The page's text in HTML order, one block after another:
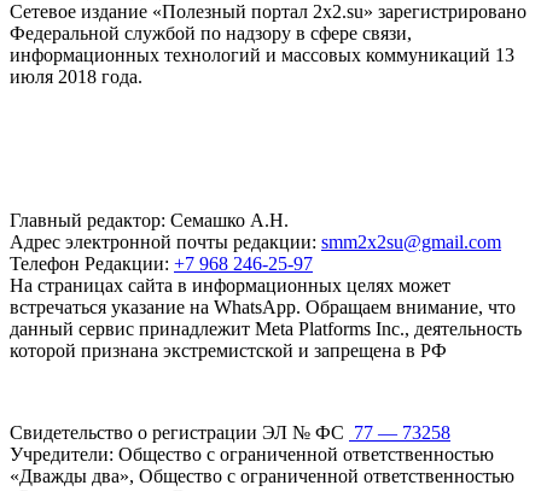
Сетевое издание «Полезный портал 2x2.su» зарегистрировано
Федеральной службой по надзору в сфере связи,
информационных технологий и массовых коммуникаций 13
июля 2018 года.
Главный редактор: Семашко А.Н.
Адрес электронной почты редакции: smm2x2su@gmail.com
Телефон Редакции: +7 968 246-25-97
На страницах сайта в информационных целях может
встречаться указание на WhatsApp. Обращаем внимание, что
данный сервис принадлежит Meta Platforms Inc., деятельность
которой признана экстремистской и запрещена в РФ
Свидетельство о регистрации ЭЛ № ФС 77 — 73258
Учредители: Общество с ограниченной ответственностью
«Дважды два», Общество с ограниченной ответственностью